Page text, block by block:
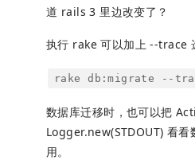
道 rails 3 里边改变了？
执行 rake 可以加上 --trace
rake db:migrate --
数据库迁移时，也可以把
Logger.new(STDOUT) 看看
用。